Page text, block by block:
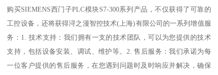
购买SIEMENS西门子PLC模块S7-300系列产品，不仅获得了可靠的
工控设备，还将获得浔之漫智控技术(上海)有限公司的一系列增值服
务：1. 技术支持：我们拥有一支的技术团队，可以为您提供的技术
支持，包括设备安装、调试、维护等。2. 售后服务：我们承诺为每
一位客户提供的售后服务，在您遇到问题时及时响应并解决，确保